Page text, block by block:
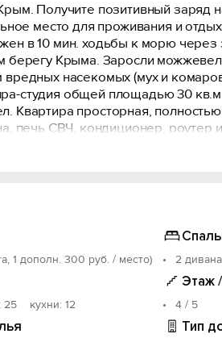
Получите позитивный
место для проживания и
в 10 мин. ходьбы к морю через
Крыма. Заросли
насекомых (мух и
студия общей площадью 30
Квартира просторная,
печь СВЧ, кондиционер, роутер
и электричество по счетчику.
1 дополн. 300 руб. / место) 2
кухни: 12
Этаж
4 / 5
Тип